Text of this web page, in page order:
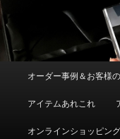
オーダー事例＆お客様
アイテムあれこれ
オンラインショッピング